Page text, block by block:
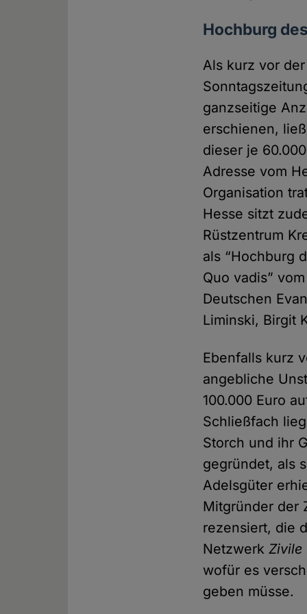
Hochburg
Als kurz vor
ganzseitige
erschienen,
dieser je
Adresse vom
Organisation
Hesse sitzt
Rüstzentrum
als “Hochburg
Quo vadis”
Deutschen
Liminski, Birgit
Ebenfalls kurz
angebliche
100.000 Euro
Schließfach
Storch und ihr
gegründet, als
Adelsgüter
Mitgründer der
rezensiert, die
NetzwerkZivile
wofür es
geben müsse.